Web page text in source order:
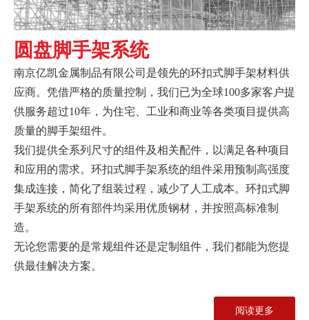
圆盘脚手架系统
南京亿凯金属制品有限公司是领先的环扣式脚手架材料供
应商。凭借严格的质量控制，我们已为全球100多家客户提
供服务超过10年，为住宅、工业和商业等各类项目提供高
质量的脚手架组件。
我们提供全系列尺寸的组件及相关配件，以满足各种项目
和应用的需求。环扣式脚手架系统的组件采用预制高强度
集成连接，简化了组装过程，减少了人工成本。环扣式脚
手架系统的所有部件均采用优质钢材，并按照高标准制
造。
无论您需要的是常规组件还是定制组件，我们都能为您提
供最佳解决方案。
阅读更多